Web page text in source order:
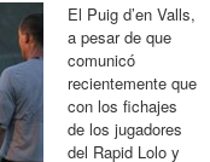
El Puig d’en Valls,
a pesar de que
comunicó
recientemente que
con los fichajes
de los jugadores
del Rapid Lolo y